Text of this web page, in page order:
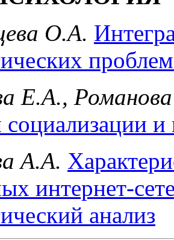
О.А.
Е.А.,
социализации
А.А.
интернет-
анализ